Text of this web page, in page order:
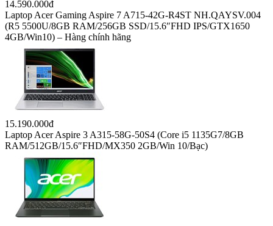
14.590.000đ
Laptop Acer Gaming Aspire 7 A715-42G-R4ST NH.QAYSV.004
(R5 5500U/8GB RAM/256GB SSD/15.6″FHD IPS/GTX1650
4GB/Win10) – Hàng chính hãng
15.190.000đ
Laptop Acer Aspire 3 A315-58G-50S4 (Core i5 1135G7/8GB
RAM/512GB/15.6″FHD/MX350 2GB/Win 10/Bạc)